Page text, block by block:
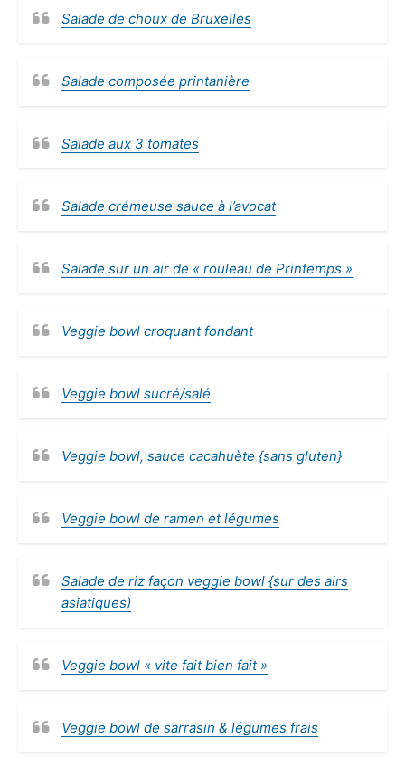
Salade de choux de Bruxelles
Salade composée printanière
Salade aux 3 tomates
Salade crémeuse sauce à l’avocat
Salade sur un air de « rouleau de Printemps »
Veggie bowl croquant fondant
Veggie bowl sucré/salé
Veggie bowl, sauce cacahuète {sans gluten}
Veggie bowl de ramen et légumes
Salade de riz façon veggie bowl {sur des airs
asiatiques)
Veggie bowl « vite fait bien fait »
Veggie bowl de sarrasin & légumes frais